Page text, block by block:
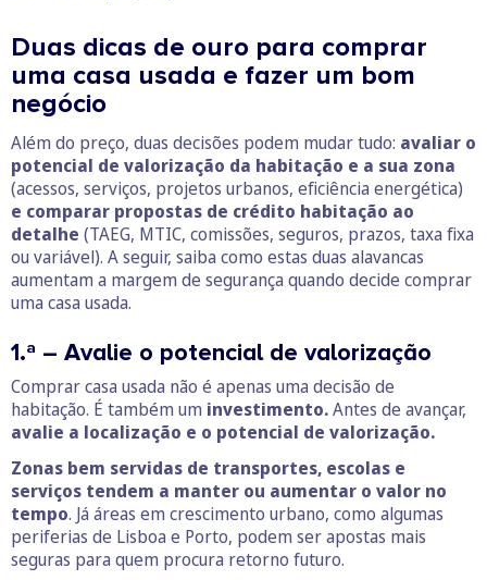
Duas dicas de ouro para comprar
uma casa usada e fazer um bom
negócio
Além do preço, duas decisões podem mudar tudo: avaliar o
potencial de valorização da habitação e a sua zona
(acessos, serviços, projetos urbanos, eficiência energética)
e comparar propostas de crédito habitação ao
detalhe (TAEG, MTIC, comissões, seguros, prazos, taxa fixa
ou variável). A seguir, saiba como estas duas alavancas
aumentam a margem de segurança quando decide comprar
uma casa usada.
1.ª – Avalie o potencial de valorização
Comprar casa usada não é apenas uma decisão de
habitação. É também um investimento.Antes de avançar,
avalie a localização e o potencial de valorização.
Zonas bem servidas de transportes, escolas e
serviços tendem a manter ou aumentar o valor no
tempo. Já áreas em crescimento urbano, como algumas
periferias de Lisboa e Porto, podem ser apostas mais
seguras para quem procura retorno futuro.